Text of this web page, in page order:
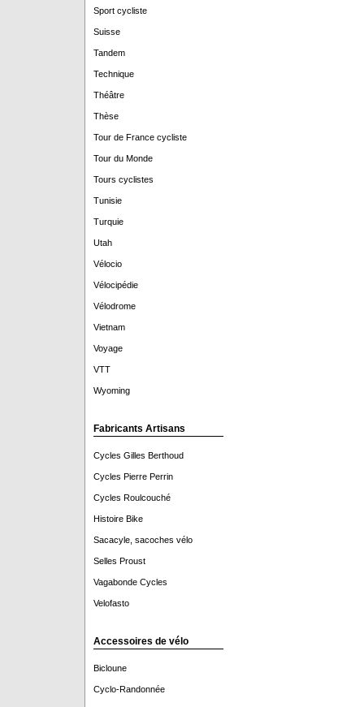
Sport cycliste
Suisse
Tandem
Technique
Théâtre
Thèse
Tour de France cycliste
Tour du Monde
Tours cyclistes
Tunisie
Turquie
Utah
Vélocio
Vélocipédie
Vélodrome
Vietnam
Voyage
VTT
Wyoming
Fabricants Artisans
Cycles Gilles Berthoud
Cycles Pierre Perrin
Cycles Roulcouché
Histoire Bike
Sacacyle, sacoches vélo
Selles Proust
Vagabonde Cycles
Velofasto
Accessoires de vélo
Bicloune
Cyclo-Randonnée